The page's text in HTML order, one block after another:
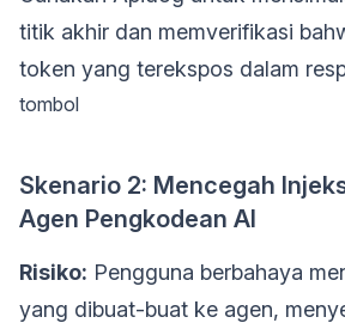
titik akhir dan memverifikasi
token yang terekspos dalam
tombol
Skenario 2: Mencegah
Agen Pengkodean AI
Risiko: Pengguna berbahaya
yang dibuat-buat ke agen,